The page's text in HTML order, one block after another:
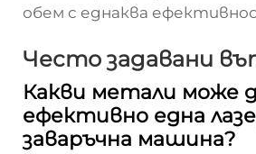
обем с еднаква
Често задавани
Какви метали може
ефективно една
заваръчна машина?